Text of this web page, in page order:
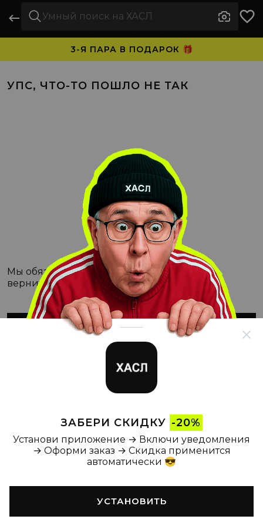
ЗАБЕРИ СКИДКУ -20%
Установи приложение → Включи уведомления
→ Оформи заказ → Скидка применится
автоматически 😎
УСТАНОВИТЬ
3-Я ПАРА В ПОДАРОК 🎁
УПС, ЧТО-ТО ПОШЛО НЕ ТАК
Мы обязательно с этим разберёмся, а пока
вернитесь на Главную
ВЕРНУТЬСЯ НА ГЛАВНУЮ
Главная Каталог Корзина Новости Профиль